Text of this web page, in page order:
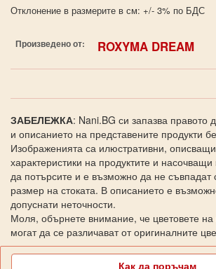
Отклонение в размерите в см: +/- 3% по БДС
Произведено от: ROXYMA DREAM
ЗАБЕЛЕЖКА: Nani.BG си запазва правото
и описанието на представените продукти
Изображенията са илюстративни,
характеристики на продуктите и
да потърсите и е възможно да не съвпадат
размер на стоката. В описанието е
допуснати неточности.
Моля, обърнете внимание, че цветовете
могат да се различават от оригиналните
Как да поръчам